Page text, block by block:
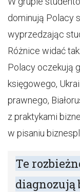
dominują Polacy
wyprzedzając
Różnice widać
Polacy oczekują
księgowego,
prawnego,
z praktykami
w pisaniu
Te
diagnozują